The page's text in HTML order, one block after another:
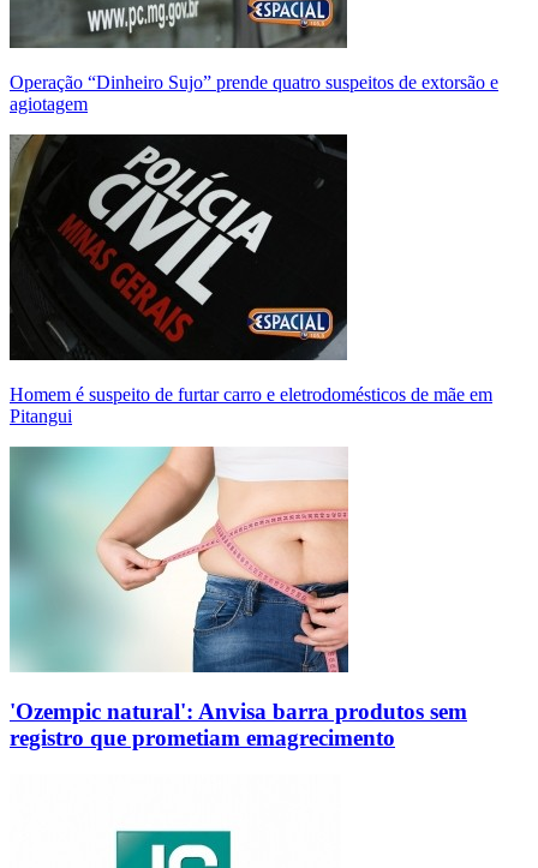
Operação “Dinheiro Sujo” prende quatro suspeitos de extorsão e
agiotagem
Homem é suspeito de furtar carro e eletrodomésticos de mãe em
Pitangui
'Ozempic natural': Anvisa barra produtos sem
registro que prometiam emagrecimento